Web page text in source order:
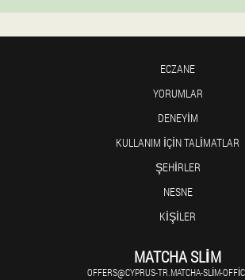
ECZANE
YORUMLAR
DENEYIM
KULLANIM IÇIN TALIMATLAR
ŞEHIRLER
NESNE
KIŞILER
MATCHA SLIM
OFFERS@CYPRUS-TR.MATCHA-SLIM-